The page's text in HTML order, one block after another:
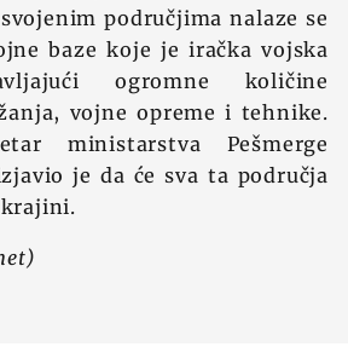
područjima nalaze se
baze koje je iračka vojska
ogromne količine
vojne opreme i tehnike.
ministarstva Pešmerge
je da će sva ta područja